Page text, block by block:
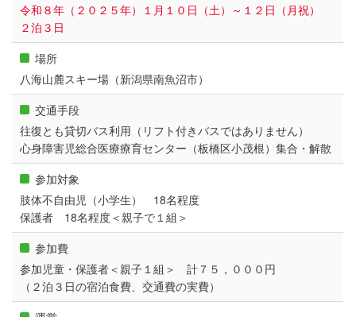
令和８年（２０２５年）１月１０日（土）～１２日（月祝）
２泊３日
場所
八海山麓スキー場（新潟県南魚沼市）
交通手段
往復とも貸切バス利用（リフト付きバスではありません）
心身障害児総合医療療育センター（板橋区小茂根）集合・解散
参加対象
肢体不自由児（小学生） 18名程度
保護者 18名程度＜親子で１組＞
参加費
参加児童・保護者＜親子１組＞ 計７５，０００円
（２泊３日の宿泊食費、交通費の実費）